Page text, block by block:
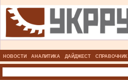
НОВОСТИ АНАЛИТИКА ДАЙДЖЕСТ СПРАВОЧНИК